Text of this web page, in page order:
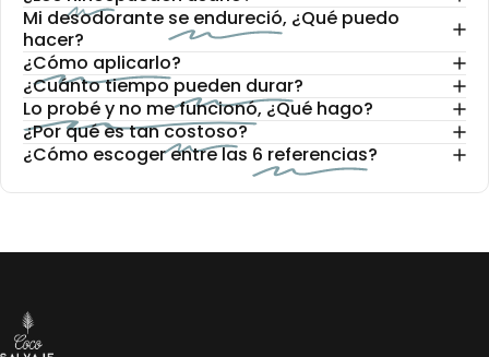
Mi desodorante se endureció, ¿Qué puedo
hacer?
¿Cómo aplicarlo?
¿Cuánto tiempopueden durar?
Lo probé y no me funcionó, ¿Qué hago?
¿Por qué es tancostoso?
¿Cómo escoger entre las 6 referencias?
COCO SALVAJE